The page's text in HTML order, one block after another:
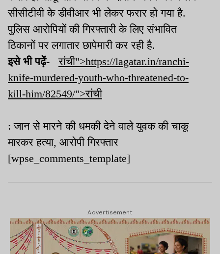
सीसीटीवी के डीवीआर भी लेकर फरार हो गया है.
पुलिस आरोपियों की गिरफ्तारी के लिए संभावित
ठिकानों पर लगातार छापेमारी कर रही है.
इसे भी पढ़ें-
रांची">https://lagatar.in/ranchi-
knife-murdered-youth-who-threatened-to-
kill-him/82549/">रांची
: जान से मारने की धमकी देने वाले युवक की चाकू
मारकर हत्या, आरोपी गिरफ्तार
[wpse_comments_template]
Advertisement